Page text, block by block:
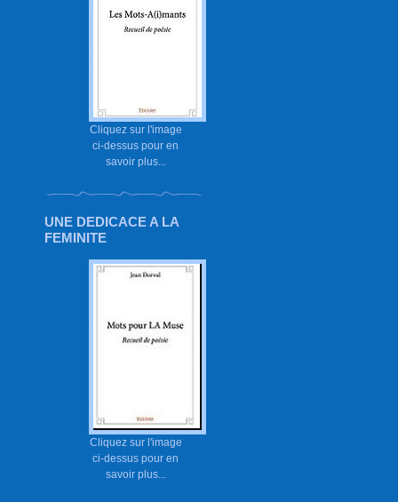
Cliquez sur l'image
ci-dessus pour en
savoir plus...
UNE DEDICACE A LA
FEMINITE
Cliquez sur l'image
ci-dessus pour en
savoir plus...